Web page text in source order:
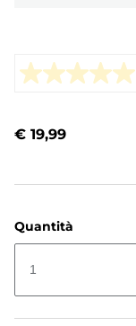
€ 19,99
Quantità
1